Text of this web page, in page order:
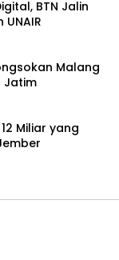
BTN Jalin
Malang
Jatim
Miliar yang